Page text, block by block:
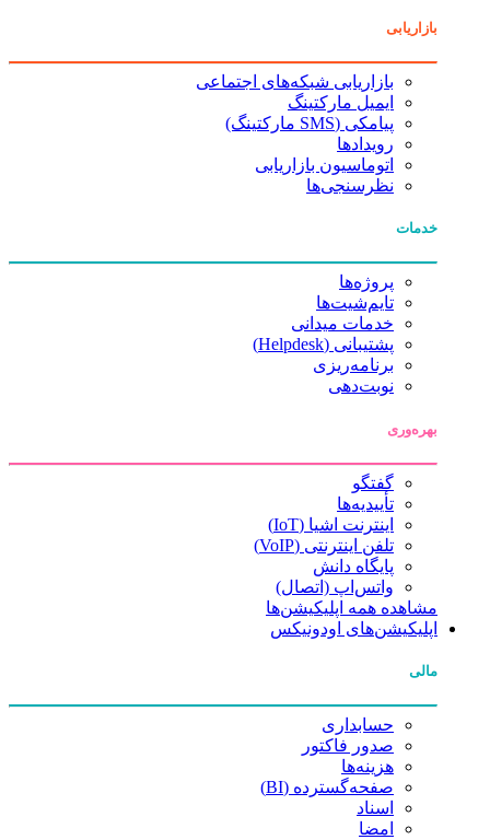
بازاریابی
بازاریابی شبکه‌های اجتماعی
ایمیل مارکتینگ
پیامکی (SMS مارکتینگ)
رویدادها
اتوماسیون بازاریابی
نظرسنجی‌ها
خدمات
پروژه‌ها
تایم‌شیت‌ها
خدمات میدانی
پشتیبانی (Helpdesk)
برنامه‌ریزی
نوبت‌دهی
بهره‌وری
گفتگو
تأییدیه‌ها
اینترنت اشیا (IoT)
تلفن اینترنتی (VoIP)
پایگاه دانش
واتس‌اپ (اتصال)
مشاهده همه اپلیکیشن‌ها
اپلیکیشن‌های اودونیکس
مالی
حسابداری
صدور فاکتور
هزینه‌ها
صفحه‌گسترده (BI)
اسناد
امضا